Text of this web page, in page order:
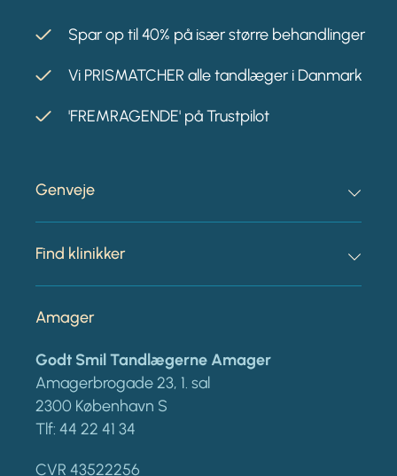
Spar op til 40% på især større behandlinger
Vi PRISMATCHER alle tandlæger i Danmark
'FREMRAGENDE' på Trustpilot
Genveje
Find klinikker
Amager
Godt Smil Tandlægerne Amager
Amagerbrogade 23, 1. sal
2300 København S
Tlf: 44 22 41 34
CVR 43522256